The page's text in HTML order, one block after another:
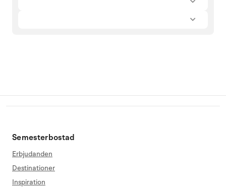
Semesterbostad
Erbjudanden
Destinationer
Inspiration